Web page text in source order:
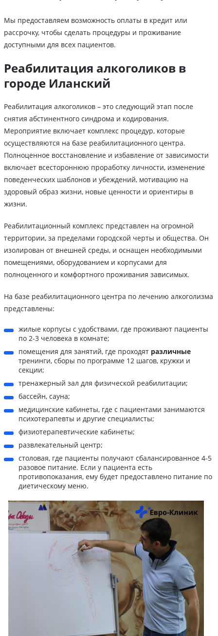
Мы предоставляем возможность оплаты в кредит или
рассрочку, чтобы сделать процедуры и проживание
доступными для всех пациентов.
Реабилитация алкоголиков в
городе Иланский
Реабилитация алкоголиков – это следующий этап после
снятия абстинентного синдрома и кодирования.
Мероприятие включает комплекс процедур, которые
осуществляются на базе реабилитационного центра.
Полноценное восстановление и избавление от зависимости
включает всестороннюю проработку личности, изменение
поведенческих шаблонов и убеждений, мотивацию на
здоровый образ жизни, новые ценности и ориентиры в
жизни.
Реабилитационный комплекс представлен на огромной
территории, за пределами городской черты и общества. Он
изолирован от внешней среды, и оснащен необходимыми
помещениями, оборудованием и корпусами для
полноценного и комфортного проживания зависимых.
На базе реабилитационного центра по лечению алкоголизма
представлены:
жилые корпусы с удобствами, где проживают пациенты
по 2-3 человека в комнате;
помещения для занятий, где проходят различные
тренинги, сборы по программе 12 шагов, кружки и
секции;
тренажерный зал для физической реабилитации;
бассейн, сауна;
медицинские кабинеты, где с пациентами занимаются
психотерапевты и другие специалисты;
физиотерапевтические кабинеты;
развлекательный центр;
столовая, где пациенты получают сбалансированное 4-5
разовое питание. Если у пациента есть
противопоказания, ему будет предоставлено питание по
диетическому меню.